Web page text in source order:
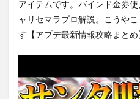
アイテムです。バインド金券
ャリセマラプロ解説。こうや
す【アプデ最新情報攻略まとめ